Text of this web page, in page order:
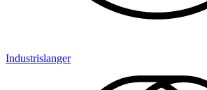
Industrislanger